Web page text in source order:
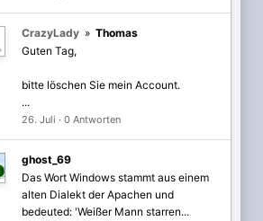
CrazyLady » Thomas
Guten Tag,
bitte löschen Sie mein Account.
...
26. Juli · 0 Antworten
ghost_69
Das Wort Windows stammt aus einem
alten Dialekt der Apachen und
bedeuted: 'Weißer Mann starren...